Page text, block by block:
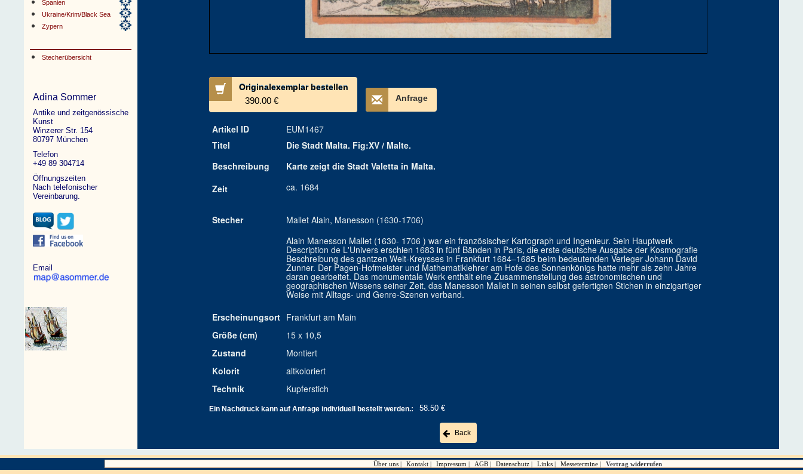
Spanien
Ukraine/Krim/Black Sea
Zypern
Stecherübersicht
Adina Sommer
Antike und zeitgenössische
Kunst
Winzerer Str. 154
80797 München
Telefon
+49 89 304714
Öffnungszeiten
Nach telefonischer
Vereinbarung.
Email
Originalexemplar bestellen
390.00 € Anfrage
Artikel ID
EUM1467
Titel
Die Stadt Malta. Fig:XV / Malte.
Beschreibung
Karte zeigt die Stadt Valetta in Malta.
Zeit
ca. 1684
Stecher
Mallet Alain, Manesson (1630-1706)
Alain Manesson Mallet (1630- 1706 ) war ein französischer Kartograph und Ingenieur. Sein Hauptwerk
Description de L'Univers erschien 1683 in fünf Bänden in Paris, die erste deutsche Ausgabe der Kosmografie
Beschreibung des gantzen Welt-Kreysses in Frankfurt 1684–1685 beim bedeutenden Verleger Johann David
Zunner. Der Pagen-Hofmeister und Mathematiklehrer am Hofe des Sonnenkönigs hatte mehr als zehn Jahre
daran gearbeitet. Das monumentale Werk enthält eine Zusammenstellung des astronomischen und
geographischen Wissens seiner Zeit, das Manesson Mallet in seinen selbst gefertigten Stichen in einzigartiger
Weise mit Alltags- und Genre-Szenen verband.
Erscheinungsort Frankfurt am Main
Größe (cm)
15 x 10,5
Zustand
Montiert
Kolorit
altkoloriert
Technik
Kupferstich
Ein Nachdruck kann auf Anfrage individuell bestellt werden.: 58.50 €
Back
Über uns Kontakt Impressum AGB Datenschutz Links Messetermine Vertrag widerrufen